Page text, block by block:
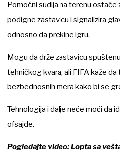
Pomoćni sudija na terenu ostaće
podigne zastavicu i signalizira
odnosno da prekine igru.
Mogu da drže zastavicu
tehničkog kvara, ali FIFA kaže da
bezbednosnih mera kako bi se
Tehnologija i dalje neće moći da
ofsajde.
Pogledajte video: Lopta sa